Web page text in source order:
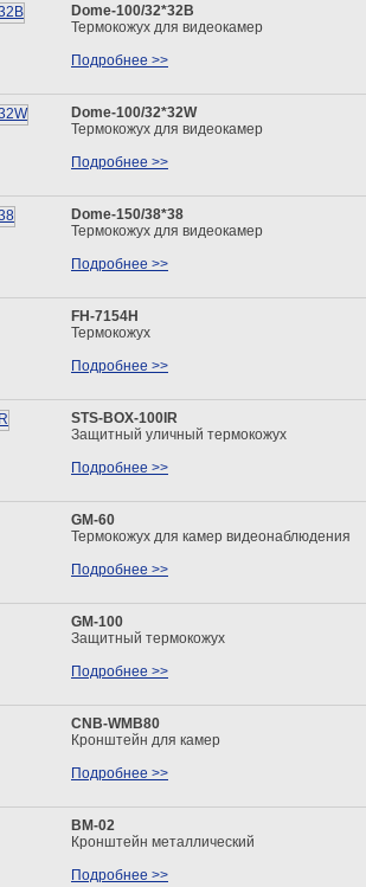
Dome-100/32*32B
Термокожух для видеокамер
Подробнее >>
Dome-100/32*32W
Термокожух для видеокамер
Подробнее >>
Dome-150/38*38
Термокожух для видеокамер
Подробнее >>
FH-7154H
Термокожух
Подробнее >>
STS-BOX-100IR
Защитный уличный термокожух
Подробнее >>
GM-60
Термокожух для камер видеонаблюдения
Подробнее >>
GM-100
Защитный термокожух
Подробнее >>
CNB-WMB80
Кронштейн для камер
Подробнее >>
BМ-02
Кронштейн металлический
Подробнее >>